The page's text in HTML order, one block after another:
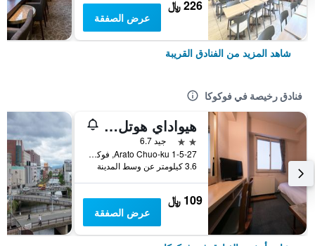
226 ﷼
عرض الصفقة
شاهد المزيد من الفنادق القريبة
فنادق رخيصة في فوكوكا
هيواداي هوتل أراتو
2 نجمتين
جيد 6.7
1-5-27 Arato Chuo-ku, فوكوكا, اليابان
3.6 كيلومتر عن وسط المدينة
109 ﷼
عرض الصفقة